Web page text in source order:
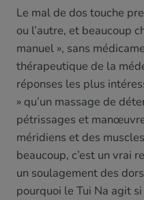
Le mal de dos touche
ou l’autre, et beaucoup
manuel », sans
thérapeutique de la
réponses les plus
» qu’un massage de
pétrissages et
méridiens et des
beaucoup, c’est un vrai
un soulagement des
pourquoi le Tui Na agit